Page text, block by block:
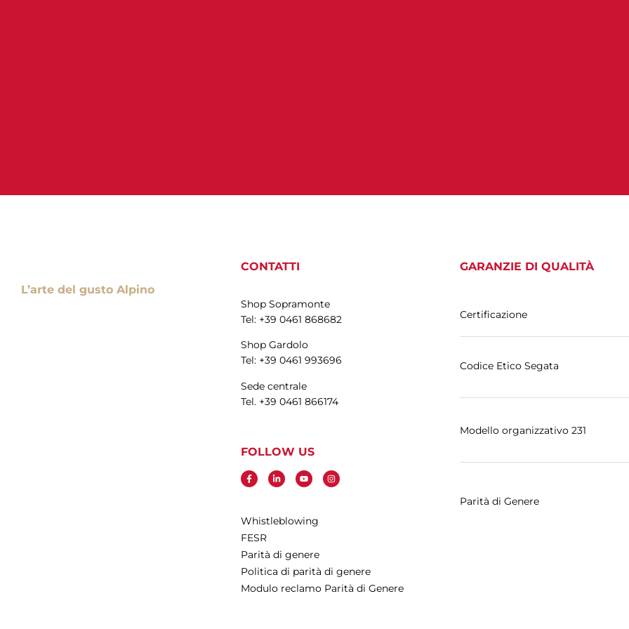
L’arte del gusto Alpino
CONTATTI
Shop Sopramonte
Tel: +39 0461 868682
Shop Gardolo
Tel: +39 0461 993696
Sede centrale
Tel. +39 0461 866174
FOLLOW US
Whistleblowing
FESR
Parità di genere
Politica di parità di genere
Modulo reclamo Parità di Genere
GARANZIE DI QUALITÀ
Certificazione
Codice Etico Segata
Modello organizzativo 231
Parità di Genere